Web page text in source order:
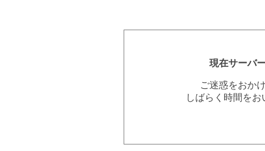
現在サーバ
ご迷惑をおか
しばらく時間を